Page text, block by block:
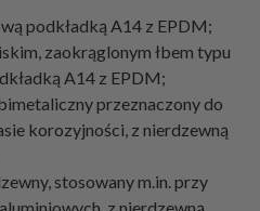
podkładką A14 z EPDM;
zaokrąglonym łbem typu
A14 z EPDM;
przeznaczony do
korozyjności, z nierdzewną
stosowany m.in. przy